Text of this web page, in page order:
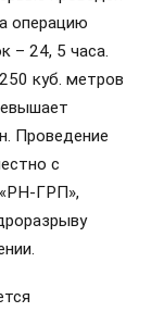
операцию
– 24, 5 часа.
куб. метров
Проведение
с
ГРП»,